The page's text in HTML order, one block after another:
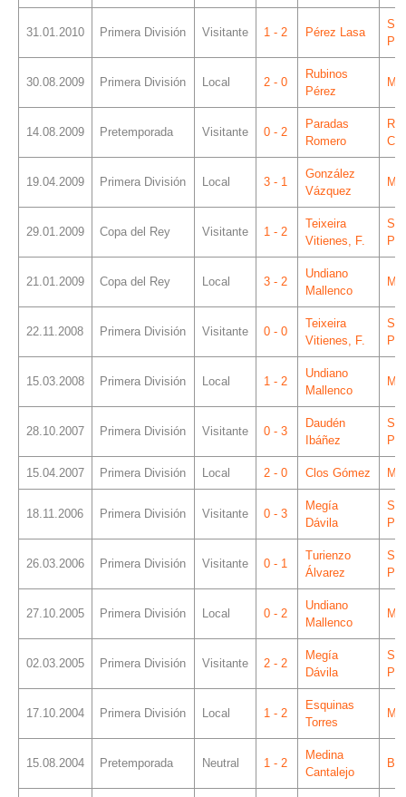
31.01.2010 Primera División Visitante 1 - 2 Pérez Lasa
30.08.2009 Primera División Local 2 - 0
Rubinos
Pérez
14.08.2009 Pretemporada Visitante 0 - 2
Paradas
Romero
19.04.2009 Primera División Local 3 - 1
González
Vázquez
29.01.2009 Copa del Rey Visitante 1 - 2
Teixeira
Vitienes, F.
21.01.2009 Copa del Rey Local 3 - 2
Undiano
Mallenco
22.11.2008 Primera División Visitante 0 - 0
Teixeira
Vitienes, F.
15.03.2008 Primera División Local 1 - 2
Undiano
Mallenco
28.10.2007 Primera División Visitante 0 - 3
Daudén
Ibáñez
15.04.2007 Primera División Local 2 - 0 Clos Gómez
18.11.2006 Primera División Visitante 0 - 3
Megía
Dávila
26.03.2006 Primera División Visitante 0 - 1
Turienzo
Álvarez
27.10.2005 Primera División Local 0 - 2
Undiano
Mallenco
02.03.2005 Primera División Visitante 2 - 2
Megía
Dávila
17.10.2004 Primera División Local 1 - 2
Esquinas
Torres
15.08.2004 Pretemporada Neutral 1 - 2
Medina
Cantalejo